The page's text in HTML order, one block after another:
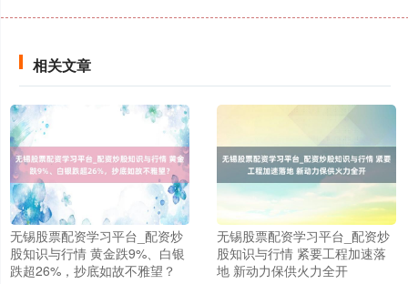
相关文章
无锡股票配资学习平台_配资炒
股知识与行情 黄金跌9%、白银
跌超26%，抄底如故不雅望？
无锡股票配资学习平台_配资炒
股知识与行情 紧要工程加速落
地 新动力保供火力全开